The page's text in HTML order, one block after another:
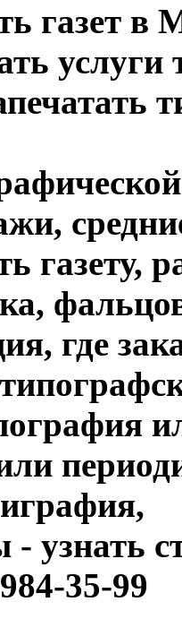
газет в
газету,
где
- узнать
35-99